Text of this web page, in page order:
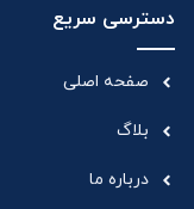
دسترسی سریع
صفحه اصلی
بلاگ
درباره ما